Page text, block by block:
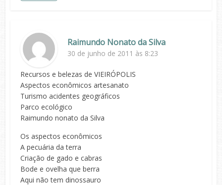
Raimundo Nonato da Silva
30 de junho de 2011 às 8:23
Recursos e belezas de VIEIRÓPOLIS
Aspectos econômicos artesanato
Turismo acidentes geográficos
Parco ecológico
Raimundo nonato da Silva
Os aspectos econômicos
A pecuária da terra
Criação de gado e cabras
Bode e ovelha que berra
Aqui não tem dinossauro